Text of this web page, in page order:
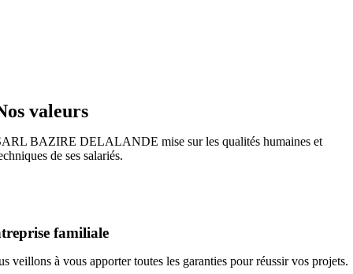
valeurs
BAZIRE DELALANDE mise sur les qualités humaines et
de ses salariés.
familiale
veillons à vous apporter toutes les garanties pour réussir vos projets.